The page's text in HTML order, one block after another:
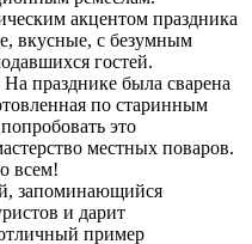
акцентом праздника
вкусные, с безумным
гостей.
празднике была сварена
по старинным
это
местных поваров.
всем!
запоминающийся
и дарит
пример